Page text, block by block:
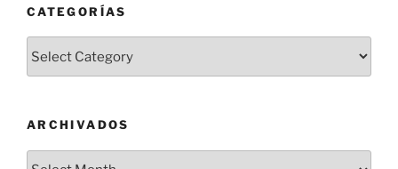
CATEGORÍAS
ARCHIVADOS
Archivados